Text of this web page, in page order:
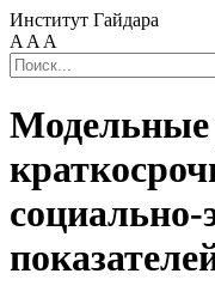
Институт Гайдара
A A A
Модельные